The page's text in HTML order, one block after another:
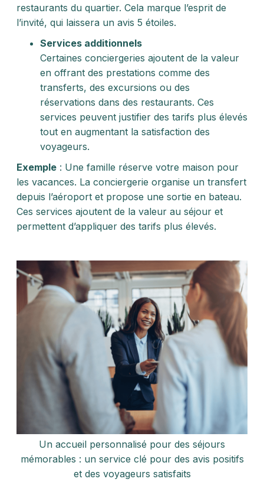
restaurants du quartier. Cela marque l’esprit de
l’invité, qui laissera un avis 5 étoiles.
Services additionnels
Certaines conciergeries ajoutent de la valeur
en offrant des prestations comme des
transferts, des excursions ou des
réservations dans des restaurants. Ces
services peuvent justifier des tarifs plus élevés
tout en augmentant la satisfaction des
voyageurs.
Exemple : Une famille réserve votre maison pour
les vacances. La conciergerie organise un transfert
depuis l’aéroport et propose une sortie en bateau.
Ces services ajoutent de la valeur au séjour et
permettent d’appliquer des tarifs plus élevés.
Un accueil personnalisé pour des séjours
mémorables : un service clé pour des avis positifs
et des voyageurs satisfaits